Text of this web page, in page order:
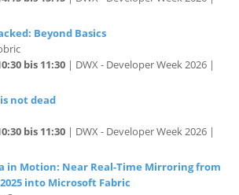
bis 11:30| DWX - Developer Week 2026 |
is not dead
bis 11:30
in Motion: Near Real-Time Mirroring from
into Microsoft Fabric
bis 19:15| DWX - Developer Week 2026 |